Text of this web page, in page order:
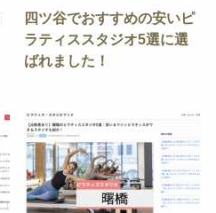
四ツ谷でおすすめの安いピ
ラティススタジオ5選に選
ばれました！